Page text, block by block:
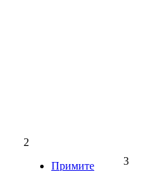
2
Примите
3